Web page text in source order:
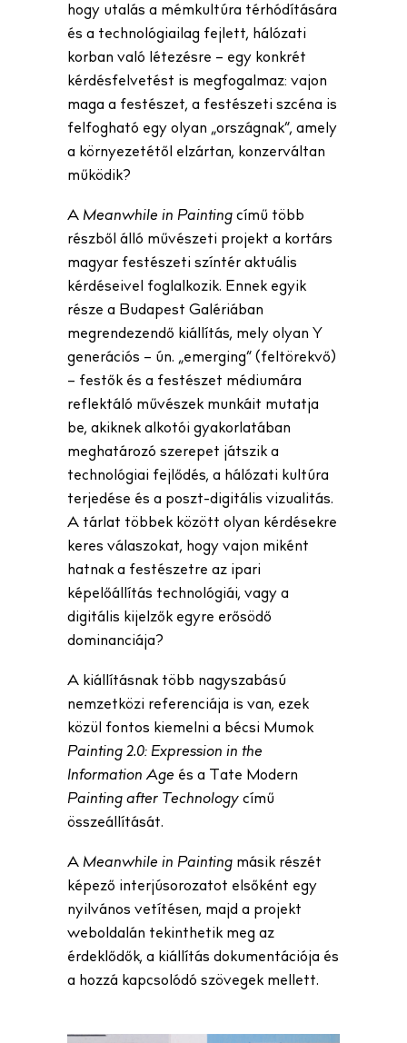
hogy utalás a mémkultúra térhódítására
és a technológiailag fejlett, hálózati
korban való létezésre – egy konkrét
kérdésfelvetést is megfogalmaz: vajon
maga a festészet, a festészeti szcéna is
felfogható egy olyan „országnak”, amely
a környezetétől elzártan, konzerváltan
működik?
A Meanwhile in Painting című több
részből álló művészeti projekt a kortárs
magyar festészeti színtér aktuális
kérdéseivel foglalkozik. Ennek egyik
része a Budapest Galériában
megrendezendő kiállítás, mely olyan Y
generációs – ún. „emerging” (feltörekvő)
– festők és a festészet médiumára
reflektáló művészek munkáit mutatja
be, akiknek alkotói gyakorlatában
meghatározó szerepet játszik a
technológiai fejlődés, a hálózati kultúra
terjedése és a poszt-digitális vizualitás.
A tárlat többek között olyan kérdésekre
keres válaszokat, hogy vajon miként
hatnak a festészetre az ipari
képelőállítás technológiái, vagy a
digitális kijelzők egyre erősödő
dominanciája?
A kiállításnak több nagyszabású
nemzetközi referenciája is van, ezek
közül fontos kiemelni a bécsi Mumok
Painting 2.0: Expression in the
Information Age és a Tate Modern
Painting after Technology című
összeállítását.
A Meanwhile in Painting másik részét
képező interjúsorozatot elsőként egy
nyilvános vetítésen, majd a projekt
weboldalán tekinthetik meg az
érdeklődők, a kiállítás dokumentációja és
a hozzá kapcsolódó szövegek mellett.